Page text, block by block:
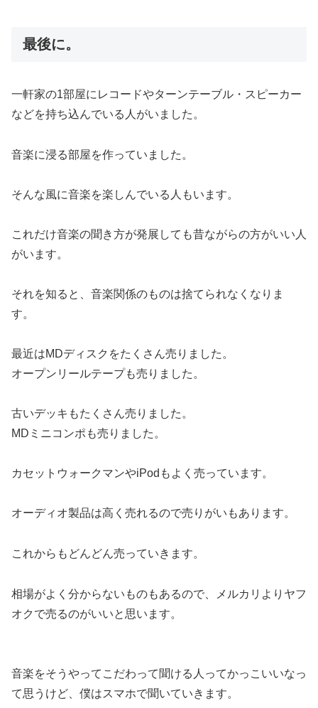
最後に。
一軒家の1部屋にレコードやターンテーブル・スピーカー
などを持ち込んでいる人がいました。
音楽に浸る部屋を作っていました。
そんな風に音楽を楽しんでいる人もいます。
これだけ音楽の聞き方が発展しても昔ながらの方がいい人
がいます。
それを知ると、音楽関係のものは捨てられなくなりま
す。
最近はMDディスクをたくさん売りました。
オープンリールテープも売りました。
古いデッキもたくさん売りました。
MDミニコンポも売りました。
カセットウォークマンやiPodもよく売っています。
オーディオ製品は高く売れるので売りがいもあります。
これからもどんどん売っていきます。
相場がよく分からないものもあるので、メルカリよりヤフ
オクで売るのがいいと思います。
音楽をそうやってこだわって聞ける人ってかっこいいなっ
て思うけど、僕はスマホで聞いていきます。